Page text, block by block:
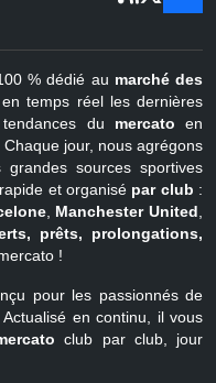
% dédié au marché des
en temps réel les dernières
du mercato en
jour, nous agrégons
sources sportives
et organisé par club :
, Manchester United
prêts, prolongations,
!
pour les passionnés de
en continu, il vous
club par club, jour